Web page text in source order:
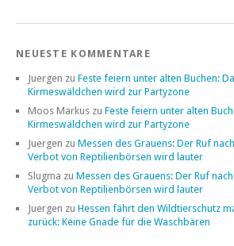
NEUESTE KOMMENTARE
Juergen zu Feste feiern unter alten Buchen:
Kirmeswäldchen wird zur Partyzone
Moos Markus zu Feste feiern unter alten
Kirmeswäldchen wird zur Partyzone
Juergen zu Messen des Grauens: Der Ruf
Verbot von Reptilienbörsen wird lauter
Slugma zu Messen des Grauens: Der Ruf
Verbot von Reptilienbörsen wird lauter
Juergen zu Hessen fährt den Wildtierschutz
zurück: Keine Gnade für die Waschbären